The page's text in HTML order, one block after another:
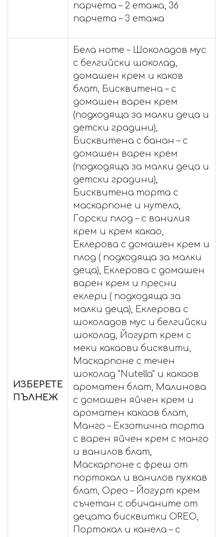
парчета – 2 етажа, 36
парчета – 3 етажа
ИЗБЕРЕТЕ
ПЪЛНЕЖ
Бела ноте – Шоколадов мус
с белгийски шоколад,
домашен крем и каков
блат, Бисквитена – с
домашен варен крем
(подходяща за малки деца и
детски градини),
Бисквитена с банан – с
домашен варен крем
(подходяща за малки деца и
детски градини),
Бисквитена торта с
маскарпоне и нутела,
Горски плод – с ванилия
крем и крем какао,
Еклерова с домашен крем и
плод ( подходяща за малки
деца), Еклерова с домашен
варен крем и пресни
еклери ( подходяща за
малки деца), Еклерова с
шоколадов мус и белгийски
шоколад, Йогурт крем с
меки какаови бисквити,
Маскарпоне с течен
шоколад "Nutella" и какаов
ароматен блат, Малинова
с домашен яйчен крем и
ароматен какаов блат,
Манго – Екзотична торта
с варен яйчен крем с манго
и ванилов блат,
Маскарпоне с фреш от
портокал и ванилов пухкав
блат, Орео – Йогурт крем
съчетан с обичаните от
децата бисквитки OREO,
Портокал и канела – с